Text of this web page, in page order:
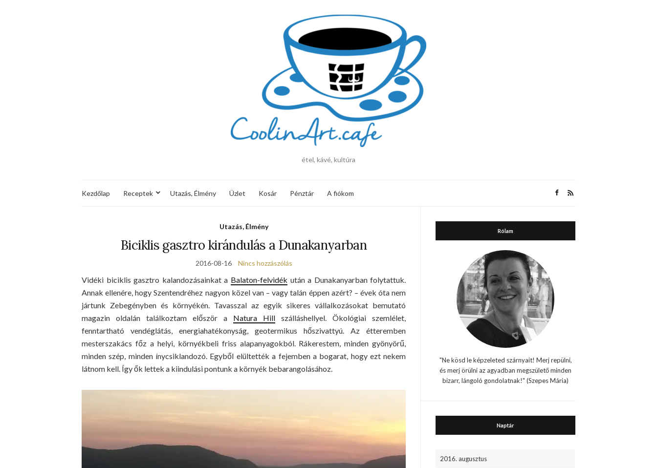
étel, kávé, kultúra
Kezdőlap Receptek Utazás, Élmény Üzlet Kosár Pénztár A fiókom
Utazás, Élmény
Biciklis gasztro kirándulás a Dunakanyarban
2016-08-16 Nincs hozzászólás
Vidéki biciklis gasztro kalandozásainkat a Balaton-felvidék után a Dunakanyarban folytattuk.
Annak ellenére, hogy Szentendréhez nagyon közel van – vagy talán éppen azért? – évek óta nem
jártunk Zebegényben és környékén. Tavasszal az egyik sikeres vállalkozásokat bemutató
magazin oldalán találkoztam először a Natura Hill szálláshellyel. Ökológiai szemlélet,
fenntartható vendéglátás, energiahatékonyság, geotermikus hőszivattyú. Az étteremben
mesterszakács főz a helyi, környékbeli friss alapanyagokból. Rákerestem, minden gyönyörű,
minden szép, minden ínycsiklandozó. Egyből elültették a fejemben a bogarat, hogy ezt nekem
látnom kell. Így ők lettek a kiindulási pontunk a környék bebarangolásához.
Rólam
"Ne kösd le képzeleted szárnyait! Merj repülni,
és merj örülni az agyadban megszülető minden
bizarr, lángoló gondolatnak!" (Szepes Mária)
Naptár
2016. augusztus